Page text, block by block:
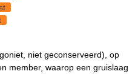
niet geconserveerd), op
member, waarop een gruislaag